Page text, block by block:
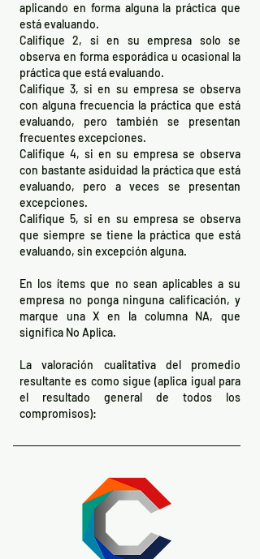
aplicando en forma alguna la práctica que
está evaluando.
Califique 2, si en su empresa solo se
observa en forma esporádica u ocasional la
práctica que está evaluando.
Califique 3, si en su empresa se observa
con alguna frecuencia la práctica que está
evaluando, pero también se presentan
frecuentes excepciones.
Califique 4, si en su empresa se observa
con bastante asiduidad la práctica que está
evaluando, pero a veces se presentan
excepciones.
Califique 5, si en su empresa se observa
que siempre se tiene la práctica que está
evaluando, sin excepción alguna.
En los ítems que no sean aplicables a su
empresa no ponga ninguna calificación, y
marque una X en la columna NA, que
significa No Aplica.
La valoración cualitativa del promedio
resultante es como sigue (aplica igual para
el resultado general de todos los
compromisos):